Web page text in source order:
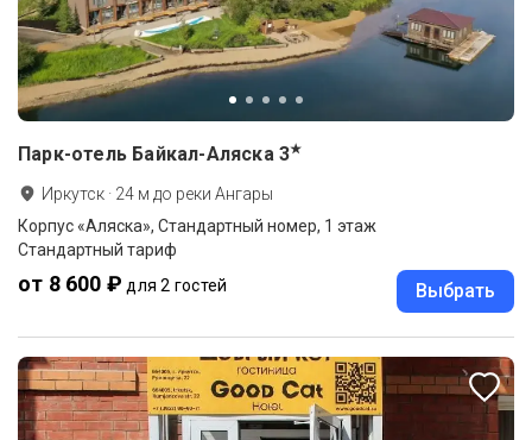
Парк-отель Байкал-Аляска 3★
Иркутск · 24 м до реки Ангары
Корпус «Аляска», Стандартный номер, 1 этаж
Стандартный тариф
от 8 600 ₽ для 2 гостей Выбрать